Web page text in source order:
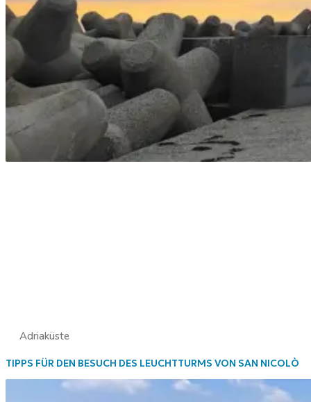
Adriaküste
TIPPS FÜR DEN BESUCH DES LEUCHTTURMS VON SAN NICOLÒ